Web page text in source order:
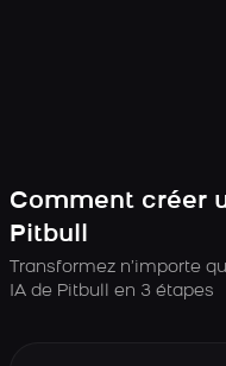
Comment créer
Pitbull
Transformez n’importe
IA de Pitbull en 3 étapes